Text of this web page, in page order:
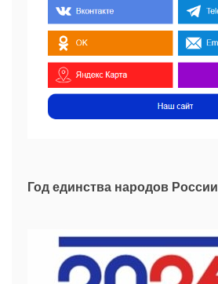
Год единства народов России